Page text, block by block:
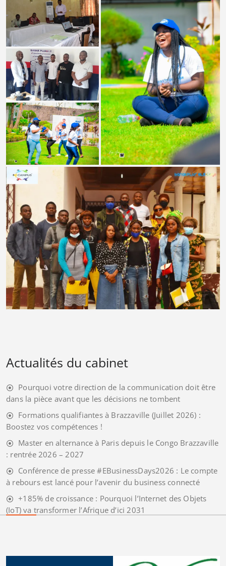
Actualités du cabinet
Pourquoi votre direction de la communication doit être
dans la pièce avant que les décisions ne tombent
Formations qualifiantes à Brazzaville (Juillet 2026) :
Boostez vos compétences !
Master en alternance à Paris depuis le Congo Brazzaville
: rentrée 2026 – 2027
Conférence de presse #EBusinessDays2026 : Le compte
à rebours est lancé pour l’avenir du business connecté
+185% de croissance : Pourquoi l’Internet des Objets
(IoT) va transformer l’Afrique d’ici 2031